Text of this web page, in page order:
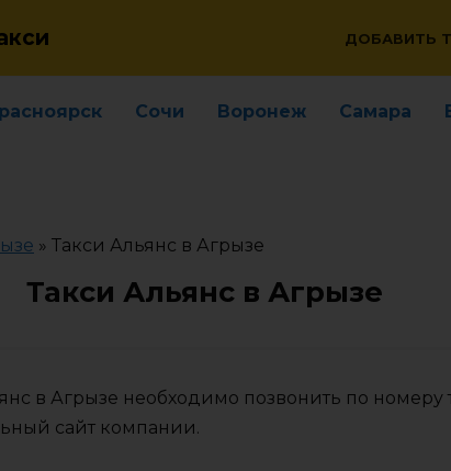
ДОБАВИТЬ
Сочи Воронеж Самара
» Такси Альянс в Агрызе
Такси Альянс в Агрызе
в Агрызе необходимо позвонить по номеру
сайт компании.